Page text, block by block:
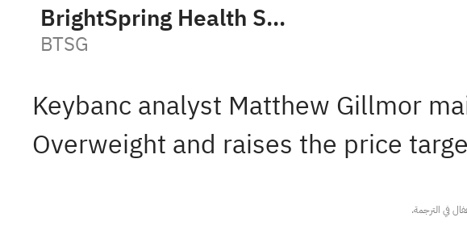
BrightSpring Health Services, Inc.
BTSG
Keybanc analyst Matthew Gillmor
Overweight and raises the price